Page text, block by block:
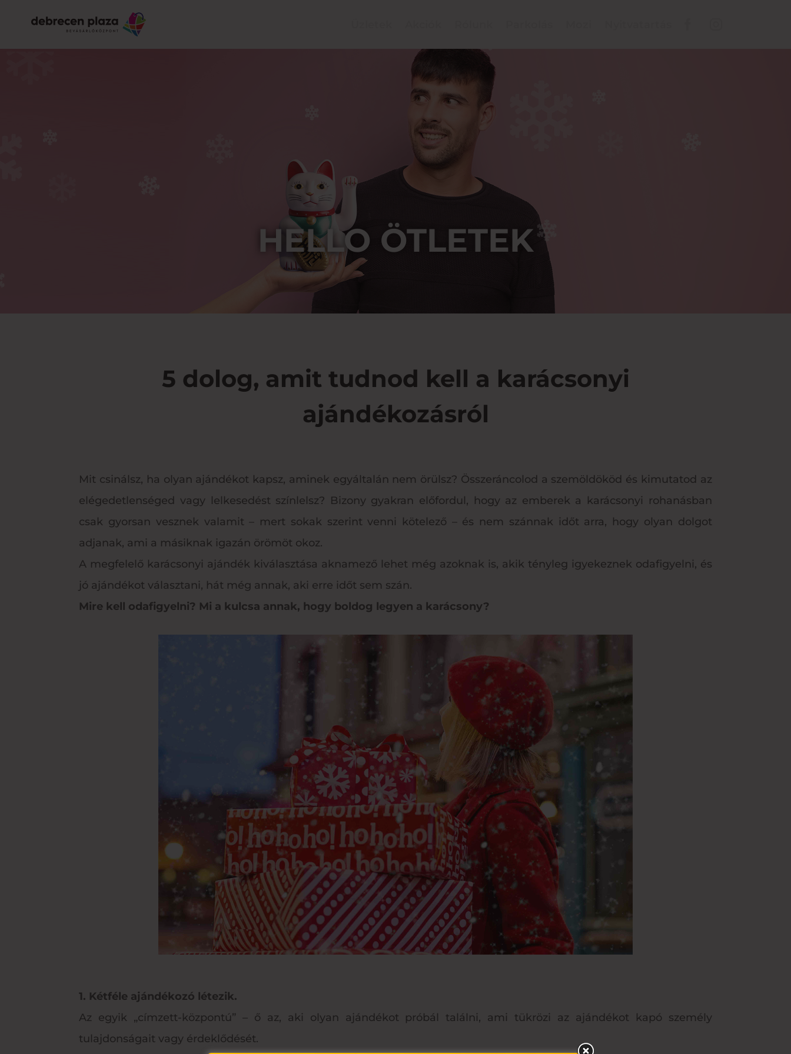
HELLO ÖTLETEK
5 dolog, amit tudnod kell a karácsonyi
ajándékozásról
Mit csinálsz, ha olyan ajándékot kapsz, aminek egyáltalán nem örülsz? Összeráncolod a szemöldököd és kimutatod az
elégedetlenséged vagy lelkesedést színlelsz? Bizony gyakran előfordul, hogy az emberek a karácsonyi rohanásban
csak gyorsan vesznek valamit – mert sokak szerint venni kötelező – és nem szánnak időt arra, hogy olyan dolgot
adjanak, ami a másiknak igazán örömöt okoz.
A megfelelő karácsonyi ajándék kiválasztása aknamező lehet még azoknak is, akik tényleg igyekeznek odafigyelni, és
jó ajándékot választani, hát még annak, aki erre időt sem szán.
Mire kell odafigyelni? Mi a kulcsa annak, hogy boldog legyen a karácsony?
1. Kétféle ajándékozó létezik.
Az egyik „címzett-központú” – ő az, aki olyan ajándékot próbál találni, ami tükrözi az ajándékot kapó személy
tulajdonságait vagy érdeklődését.